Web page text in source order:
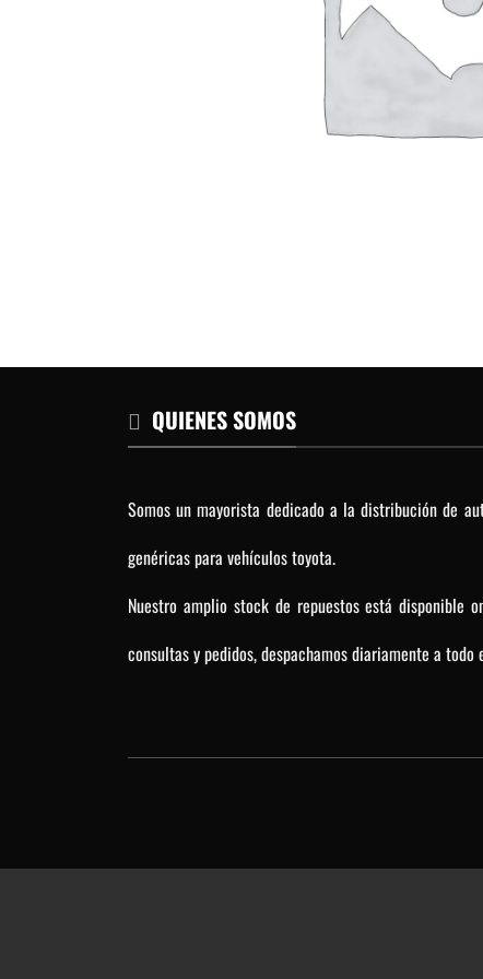
QUIENES SOMOS
Somos un mayorista dedicado a la distribución de
genéricas para vehículos toyota.
Nuestro amplio stock de repuestos está disponible
consultas y pedidos, despachamos diariamente a todo